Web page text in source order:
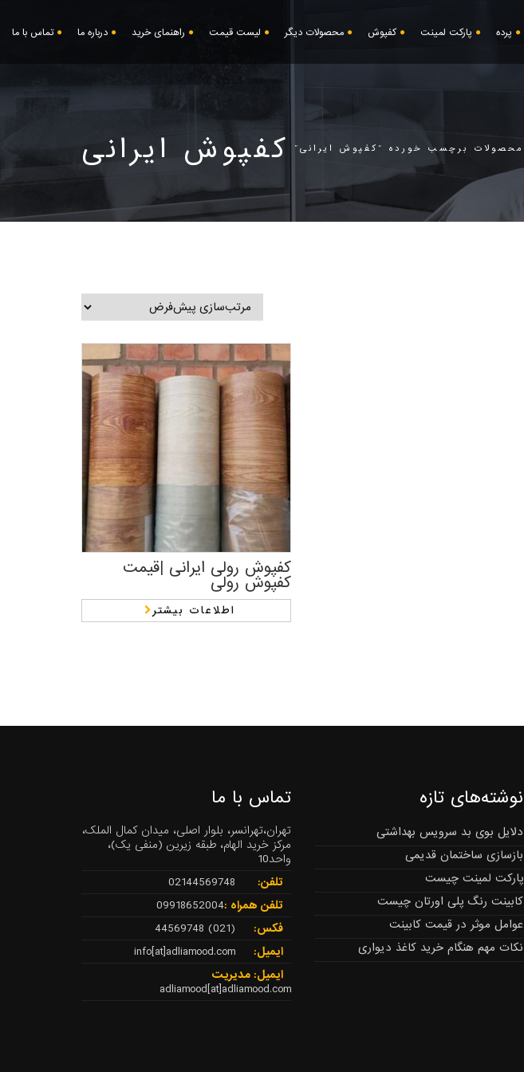
پرده پارکت لمینت کفپوش محصولات دیگر لیست قیمت راهنمای خرید درباره ما تماس با ما
کفپوش ایرانی محصولات برچسب خورده “کفپوش ایرانی”
کفپوش رولی ایرانی |قیمت
کفپوش رولی
اطلاعات بیشتر
تماس با ما
تهران،تهرانسر، بلوار اصلی، میدان کمال الملک،
مرکز خرید الهام، طبقه زیرین (منفی یک)،
واحد10
تلفن:
02144569748
تلفن همراه :09918652004
فکس:
(021) 44569748
ایمیل:
info[at]adliamood.com
ایمیل: مدیریت
adliamood[at]adliamood.com
نوشته‌های تازه
دلایل بوی بد سرویس بهداشتی
بازسازی ساختمان قدیمی
پارکت لمینت چیست
کابینت رنگ پلی اورتان چیست
عوامل موثر در قیمت کابینت
نکات مهم هنگام خرید کاغذ دیواری